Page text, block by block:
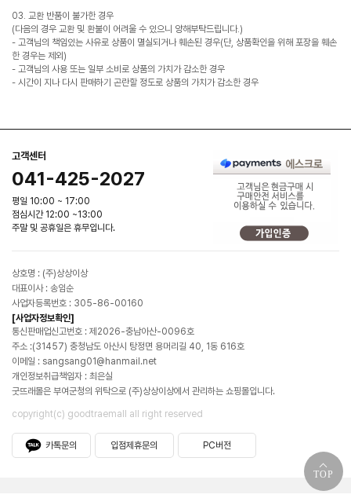
03. 교환 반품이 불가한 경우
(다음의 경우 교환 및 환불이 어려울 수 있으니 양해부탁드립니다.)
- 고객님의 책임있는 사유로 상품이 멸실되거나 훼손된 경우(단, 상품확인을 위해 포장을 훼손
한 경우는 제외)
- 고객님의 사용 또는 일부 소비로 상품의 가치가 감소한 경우
- 시간이 지나 다시 판매하기 곤란할 정도로 상품의 가치가 감소한 경우
고객센터
041-425-2027
평일 10:00 ~ 17:00
점심시간 12:00 ~13:00
주말 및 공휴일은 휴무입니다.
상호명 : (주)상상이상
대표이사 : 송임순
사업자등록번호 : 305-86-00160
[사업자정보확인]
통신판매업신고번호 : 제2026-충남아산-0096호
주소 :(31457) 충청남도 아산시 탕정면 용머리길 40, 1동 616호
이메일 : sangsang01@hanmail.net
개인정보취급책임자 : 최은실
굿뜨래몰은 부여군청의 위탁으로 (주)상상이상에서 관리하는 쇼핑몰입니다.
copyright(c) goodtraemall all right reserved
카톡문의 입점제휴문의 PC버전
TOP